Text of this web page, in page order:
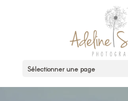
Sélectionner une page